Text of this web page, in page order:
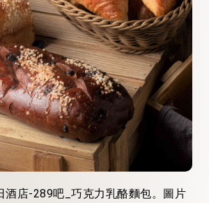
酒店-289吧_巧克力乳酪麵包。圖片